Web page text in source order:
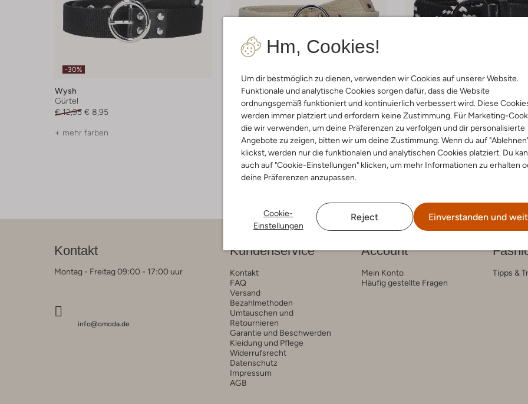
Hm, Cookies!
Um dir bestmöglich zu dienen, verwenden wir Cookies auf unserer Website.
Funktionale und analytische Cookies sorgen dafür, dass die Website
ordnungsgemäß funktioniert und kontinuierlich verbessert wird. Diese
werden immer platziert und erfordern keine Zustimmung. Für Marketing-
die wir verwenden, um deine Präferenzen zu verfolgen und dir personalisierte
Angebote zu zeigen, bitten wir um deine Zustimmung. Wenn du auf
klickst, werden nur die funktionalen und analytischen Cookies platziert. Du
auch auf "Cookie-Einstellungen" klicken, um mehr Informationen zu erhalten
deine Präferenzen anzupassen.
Cookie-
Einstellungen
Reject Einverstanden und
-30%
Wysh
Gürtel
€ 12,95 € 8,95
+ mehr farben
Wysh
Gürtel
€ 12,95 € 8,95
+ mehr farben
Wysh
Gürtel
€ 14,95
€ 6,95
Kontakt
Montag - Freitag 09:00 - 17:00 uur
info@omoda.de
Kundenservice
Kontakt
FAQ
Versand
Bezahlmethoden
Umtauschen und
Retournieren
Garantie und Beschwerden
Kleidung und Pflege
Widerrufsrecht
Datenschutz
Impressum
AGB
Account
Mein Konto
Häufig gestellte Fragen
Tipps &